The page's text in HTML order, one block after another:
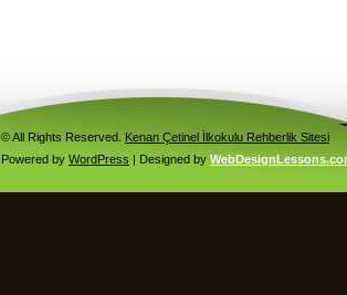
© All Rights Reserved. Kenan Çetinel İlkokulu Rehberlik Sitesi
Powered by WordPress | Designed by